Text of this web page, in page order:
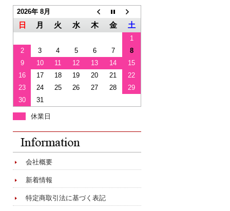
2026年 8月
日 月 火 水 木 金 土
1
2
3 4 5 6 7
8
9
10 11 12 13 14
15
16
17 18 19 20 21
22
23
24 25 26 27 28
29
30
31
休業日
会社概要
新着情報
特定商取引法に基づく表記